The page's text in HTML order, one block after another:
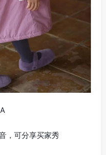
，可分享买家秀